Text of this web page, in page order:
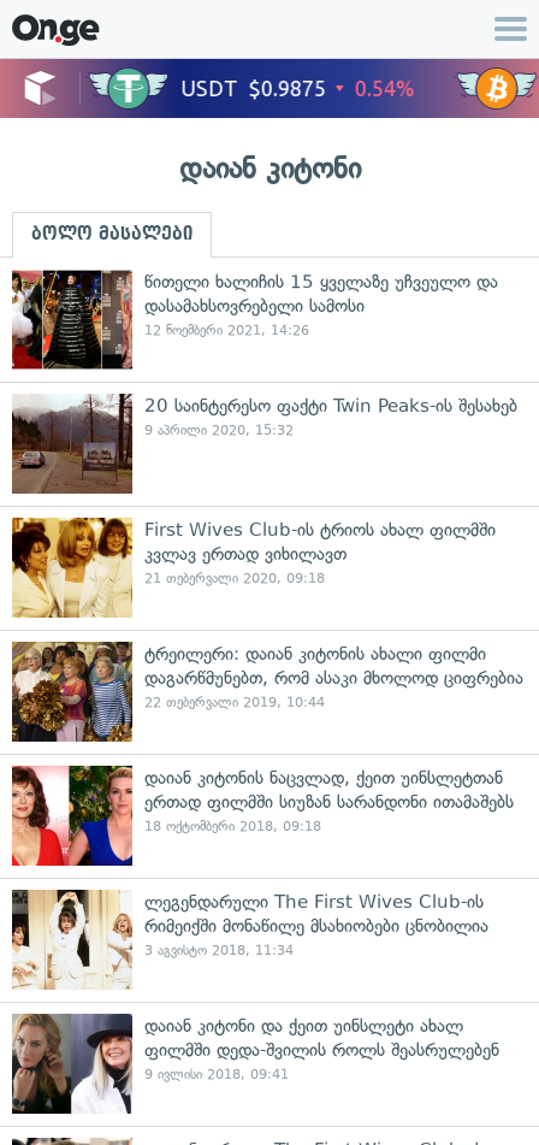
დაიან კიტონი
ბოლო მასალები
წითელი ხალიჩის 15 ყველაზე უჩვეულო და
დასამახსოვრებელი სამოსი
12 ნოემბერი 2021, 14:26
20 საინტერესო ფაქტი Twin Peaks-ის შესახებ
9 აპრილი 2020, 15:32
First Wives Club-ის ტრიოს ახალ ფილმში
კვლავ ერთად ვიხილავთ
21 თებერვალი 2020, 09:18
ტრეილერი: დაიან კიტონის ახალი ფილმი
დაგარწმუნებთ, რომ ასაკი მხოლოდ ციფრებია
22 თებერვალი 2019, 10:44
დაიან კიტონის ნაცვლად, ქეით უინსლეტთან
ერთად ფილმში სიუზან სარანდონი ითამაშებს
18 ოქტომბერი 2018, 09:18
ლეგენდარული The First Wives Club-ის
რიმეიქში მონაწილე მსახიობები ცნობილია
3 აგვისტო 2018, 11:34
დაიან კიტონი და ქეით უინსლეტი ახალ
ფილმში დედა-შვილის როლს შეასრულებენ
9 ივლისი 2018, 09:41